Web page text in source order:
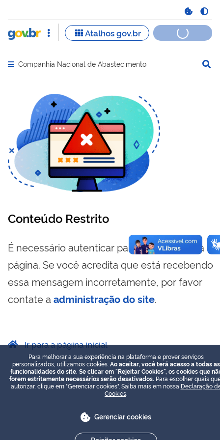
Abrir menu principal de navegação
Companhia Nacional de Abastecimento
Conteúdo Restrito
É necessário autenticar para visualizar essa
página. Se você acredita que está recebendo
essa mensagem incorretamente, por favor
contate a administração do site.
Ir para a página inicial
Para melhorar a sua experiência na plataforma e prover serviços
personalizados, utilizamos cookies. Ao aceitar, você terá acesso a todas as
funcionalidades do site. Se clicar em "Rejeitar Cookies", os cookies que
forem estritamente necessários serão desativados. Para escolher quais
autorizar, clique em "Gerenciar cookies". Saiba mais em nossa Declaração
Cookies
Gerenciar cookies